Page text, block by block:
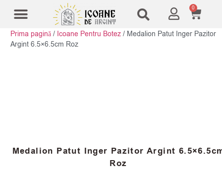
0
Prima pagină / Icoane Pentru Botez / Medalion Patut Inger Pazitor
Argint 6.5×6.5cm Roz
Medalion Patut Inger Pazitor Argint
Roz